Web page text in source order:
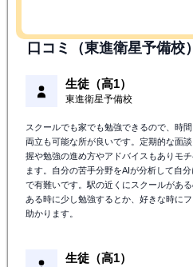
口コミ（東進衛星予備校）
生徒（高1）
東進衛星予備校
スクールでも家でも勉強できるので、時
両立も可能な所が良いです。定期的な面
握や勉強の進め方やアドバイスもありモ
ます。自分の苦手分野をAIが分析して自
で有難いです。駅の近くにスクールがあ
ある時に少し勉強するとか、好きな時に
助かります。
生徒（高1）